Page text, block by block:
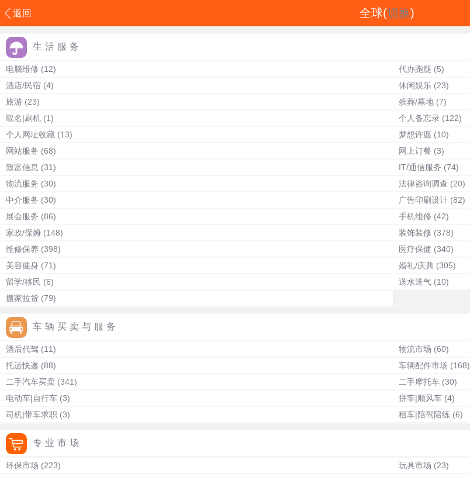
返回 全球(切换)
生活服务
电脑维修 (12) 代办跑腿 (5)
酒店/民宿 (4) 休闲娱乐 (23)
旅游 (23) 殡葬/墓地 (7)
取名|刷机 (1) 个人备忘录 (122)
个人网址收藏 (13) 梦想许愿 (10)
网站服务 (68) 网上订餐 (3)
致富信息 (31) IT/通信服务 (74)
物流服务 (30) 法律咨询调查 (20)
中介服务 (30) 广告印刷设计 (82)
展会服务 (86) 手机维修 (42)
家政/保姆 (148) 装饰装修 (378)
维修保养 (398) 医疗保健 (340)
美容健身 (71) 婚礼/庆典 (305)
留学/移民 (6) 送水送气 (10)
搬家拉货 (79)
车辆买卖与服务
酒后代驾 (11) 物流市场 (60)
托运快递 (88) 车辆配件市场 (168)
二手汽车买卖 (341) 二手摩托车 (30)
电动车|自行车 (3) 拼车|顺风车 (4)
司机|带车求职 (3) 租车|陪驾陪练 (6)
专业市场
环保市场 (223) 玩具市场 (23)